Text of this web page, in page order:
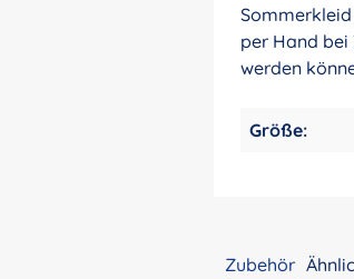
per Hand bei
werden
Größe:
Zubehör